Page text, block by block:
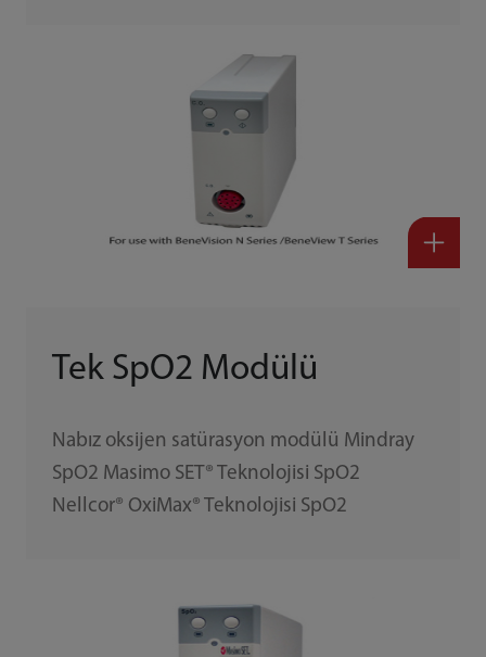
Tek SpO2 Modülü
Nabız oksijen satürasyon modülü Mindray
SpO2 Masimo SET® Teknolojisi SpO2
Nellcor® OxiMax® Teknolojisi SpO2